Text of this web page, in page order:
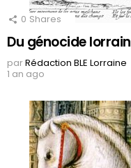
0 Shares
Du génocide lorrain
parRédaction BLE Lorraine
1 an ago